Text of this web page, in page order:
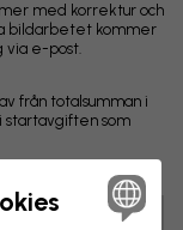
med korrektur och
bildarbetet kommer
via e-post.
från totalsumman i
startavgiften som